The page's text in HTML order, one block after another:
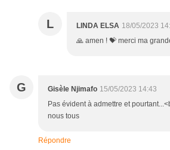
L LINDA ELSA 18/05/2023
🙏 amen ! 💝 merci ma
G Gisèle Njimafo 15/05/2023 14:43
Pas évident à admettre et
nous tous
Répondre